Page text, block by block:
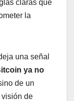
claras que
la
una señal
ya no
de un
de